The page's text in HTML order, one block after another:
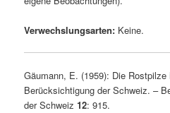
Verwechslungsarten: Keine.
Gäumann, E. (1959): Die
Berücksichtigung der Schweiz. –
der Schweiz12: 915.